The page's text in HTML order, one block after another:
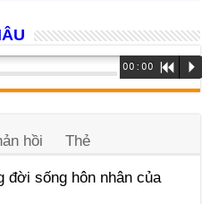
00:00 R P
hồi Thẻ
đời sống hôn nhân của